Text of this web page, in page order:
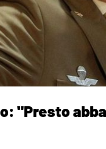
"Presto